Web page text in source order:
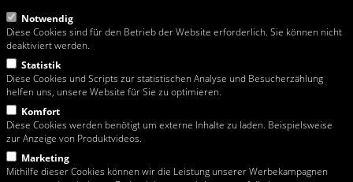
Notwendig
Diese Cookies sind für den Betrieb der Website erforderlich. Sie können nicht
deaktiviert werden.
Statistik
Diese Cookies und Scripts zur statistischen Analyse und Besucherzählung
helfen uns, unsere Website für Sie zu optimieren.
Komfort
Diese Cookies werden benötigt um externe Inhalte zu laden. Beispielsweise
zur Anzeige von Produktvideos.
Marketing
Mithilfe dieser Cookies können wir die Leistung unserer Werbekampagnen
Fr 07:00-11:45
Link zur Streitbelegungsplattform der EU-Kommission
Diese Website richtet sich ausschließlich an Unternehmen.
Lieferungen in Wien erfolgen ab einem Netto (exkl. MwSt.!) Warenwert von
EUR 150,00 frei Haus. Tippfehler und Preisänderungen vorbehalten.
Sämtliche Abbildungen und Fotographien sind urheberrechtlich geschützt und
dürfen nur unter ausdrücklicher Zustimmung der Rosa Moser